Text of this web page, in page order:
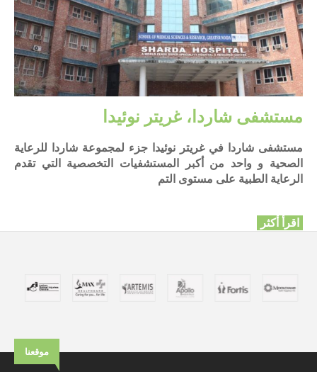
مستشفى شاردا، غريتر نوئيدا
مستشفى شاردا في غريتر نوئيدا جزء لمجموعة شاردا للرعاية
الصحية و واحد من أكبر المستشفيات التخصصية التي تقدم
الرعاية الطبية على مستوى التم
اقرأ أكثر
موقعنا